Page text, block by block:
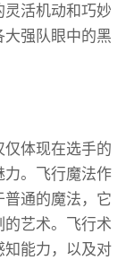
活机动和巧妙
强队眼中的黑
体现在选手的
力。飞行魔法作
通的魔法，它
艺术。飞行术
知能力，以及对